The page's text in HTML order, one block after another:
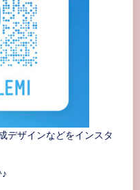
デザインなどをインスタ